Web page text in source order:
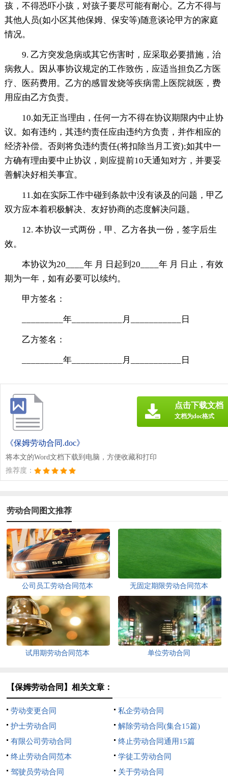
孩，不得恐吓小孩，对孩子要尽可能有耐心。乙方不得与
其他人员(如小区其他保姆、保安等)随意谈论甲方的家庭
情况。
9. 乙方突发急病或其它伤害时，应采取必要措施，治
病救人。因从事协议规定的工作致伤，应适当担负乙方医
疗、医药费用。乙方的感冒发烧等疾病需上医院就医，费
用应由乙方负责。
10.如无正当理由，任何一方不得在协议期限内中止协
议。如有违约，其违约责任应由违约方负责，并作相应的
经济补偿。否则将负违约责任(将扣除当月工资);如其中一
方确有理由要中止协议，则应提前10天通知对方，并要妥
善解决好相关事宜。
11.如在实际工作中碰到条款中没有谈及的问题，甲乙
双方应本着积极解决、友好协商的态度解决问题。
12. 本协议一式两份，甲、乙方各执一份，签字后生
效。
本协议为20____年 月 日起到20____年 月 日止，有效
期为一年，如有必要可以续约。
甲方签名：
_________年___________月___________日
乙方签名：
_________年___________月___________日
《保姆劳动合同.doc》
将本文的Word文档下载到电脑，方便收藏和打印
推荐度：
点击下载文档
文档为doc格式
劳动合同图文推荐
公司员工劳动合同范本 无固定期限劳动合同范本
试用期劳动合同范本 单位劳动合同
【保姆劳动合同】相关文章：
劳动变更合同
私企劳动合同
护士劳动合同
解除劳动合同(集合15篇)
有限公司劳动合同
终止劳动合同通用15篇
终止劳动合同范本
学徒工劳动合同
驾驶员劳动合同
关于劳动合同